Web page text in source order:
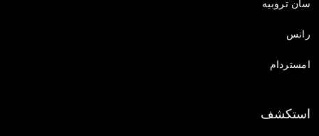
سان تروبيه
رانس
امستردام
استكشف